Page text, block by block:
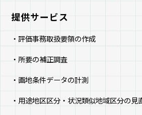
提供サービス
・評価事務取扱要領の作成
・所要の補正調査
・画地条件データの計測
・用途地区区分・状況類似地域区分の見